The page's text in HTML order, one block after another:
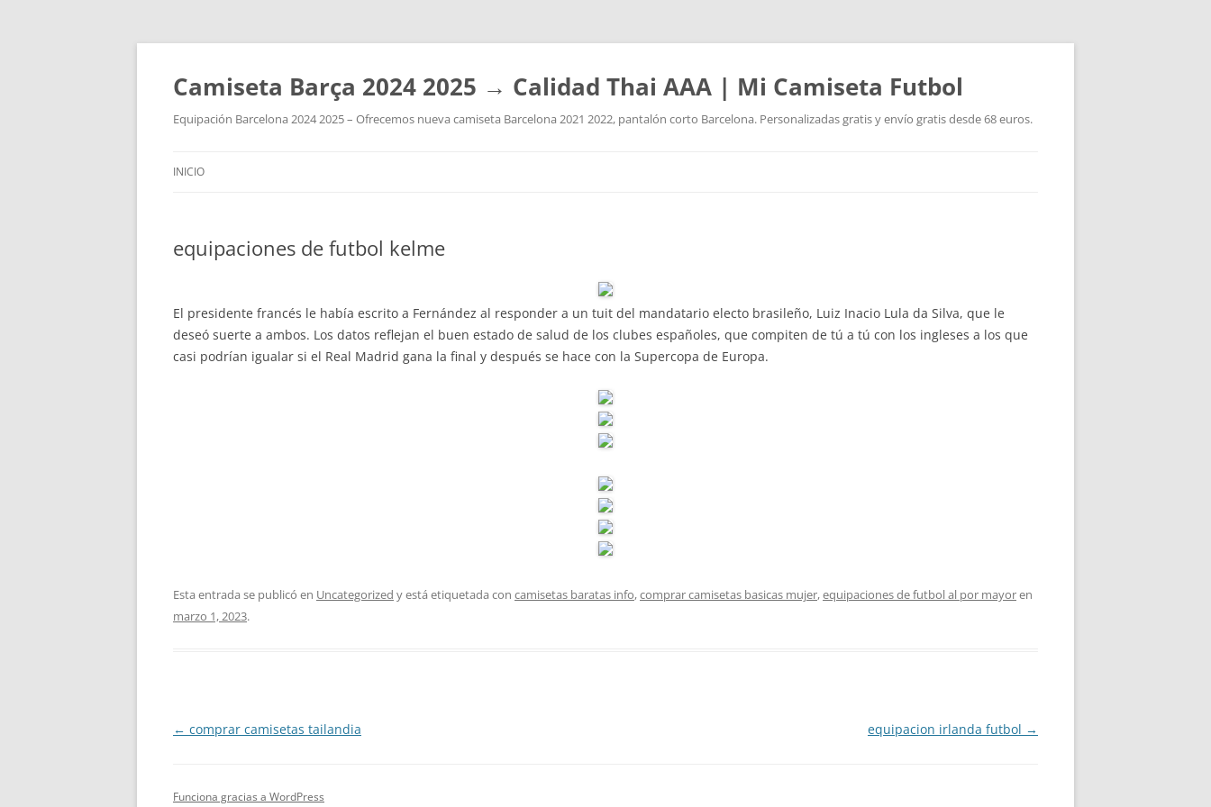
Camiseta Barça 2024 2025 → Calidad Thai AAA | Mi Camiseta Futbol
Equipación Barcelona 2024 2025 – Ofrecemos nueva camiseta Barcelona 2021 2022, pantalón corto Barcelona. Personalizadas gratis y envío gratis desde 68 euros.
INICIO
equipaciones de futbol kelme
El presidente francés le había escrito a Fernández al responder a un tuit del mandatario electo brasileño, Luiz Inacio Lula da Silva, que le
deseó suerte a ambos. Los datos reflejan el buen estado de salud de los clubes españoles, que compiten de tú a tú con los ingleses a los que
casi podrían igualar si el Real Madrid gana la final y después se hace con la Supercopa de Europa.
Esta entrada se publicó en Uncategorized y está etiquetada con camisetas baratas info,comprar camisetas basicas mujer,equipaciones de futbol al por mayoren
marzo 1, 2023.
Navegación
← comprar camisetas tailandia equipacion irlanda futbol →
Funciona gracias a WordPress